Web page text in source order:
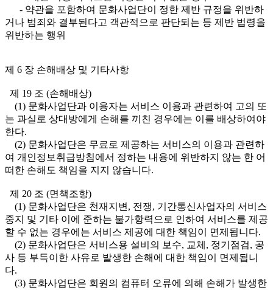
- 약관을 포함하여 문화사업단이 정한 제반 규정을 위반하
거나 범죄와 결부된다고 객관적으로 판단되는 등 제반 법령을
위반하는 행위
제 6 장 손해배상 및 기타사항
제 19 조 (손해배상)
(1) 문화사업단과 이용자는 서비스 이용과 관련하여 고의 또
는 과실로 상대방에게 손해를 끼친 경우에는 이를 배상하여야
한다.
(2) 문화사업단은 무료로 제공하는 서비스의 이용과 관련하
여 개인정보취급방침에서 정하는 내용에 위반하지 않는 한 어
떠한 손해도 책임을 지지 않습니다.
제 20 조 (면책조항)
(1) 문화사업단은 천재지변, 전쟁, 기간통신사업자의 서비스
중지 및 기타 이에 준하는 불가항력으로 인하여 서비스를 제공
할 수 없는 경우에는 서비스 제공에 대한 책임이 면제됩니다.
(2) 문화사업단은 서비스용 설비의 보수, 교체, 정기점검, 공
사 등 부득이한 사유로 발생한 손해에 대한 책임이 면제됩니
다.
(3) 문화사업단은 회원의 컴퓨터 오류에 의해 손해가 발생한